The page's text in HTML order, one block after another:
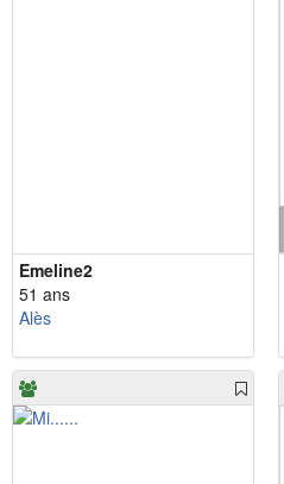
Emeline2
51 ans
Alès